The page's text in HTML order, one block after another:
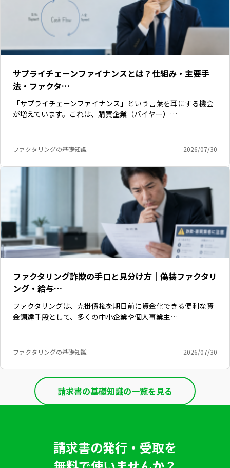
サプライチェーンファイナンスとは？仕組み・主要手
法・ファクタ…
「サプライチェーンファイナンス」という言葉を耳にする機会
が増えています。これは、購買企業（バイヤー）…
ファクタリングの基礎知識 2026/07/30
ファクタリング詐欺の手口と見分け方｜偽装ファクタリ
ング・給与…
ファクタリングは、売掛債権を期日前に資金化できる便利な資
金調達手段として、多くの中小企業や個人事業主…
ファクタリングの基礎知識 2026/07/30
請求書の基礎知識の一覧を見る
請求書の発行・受取を